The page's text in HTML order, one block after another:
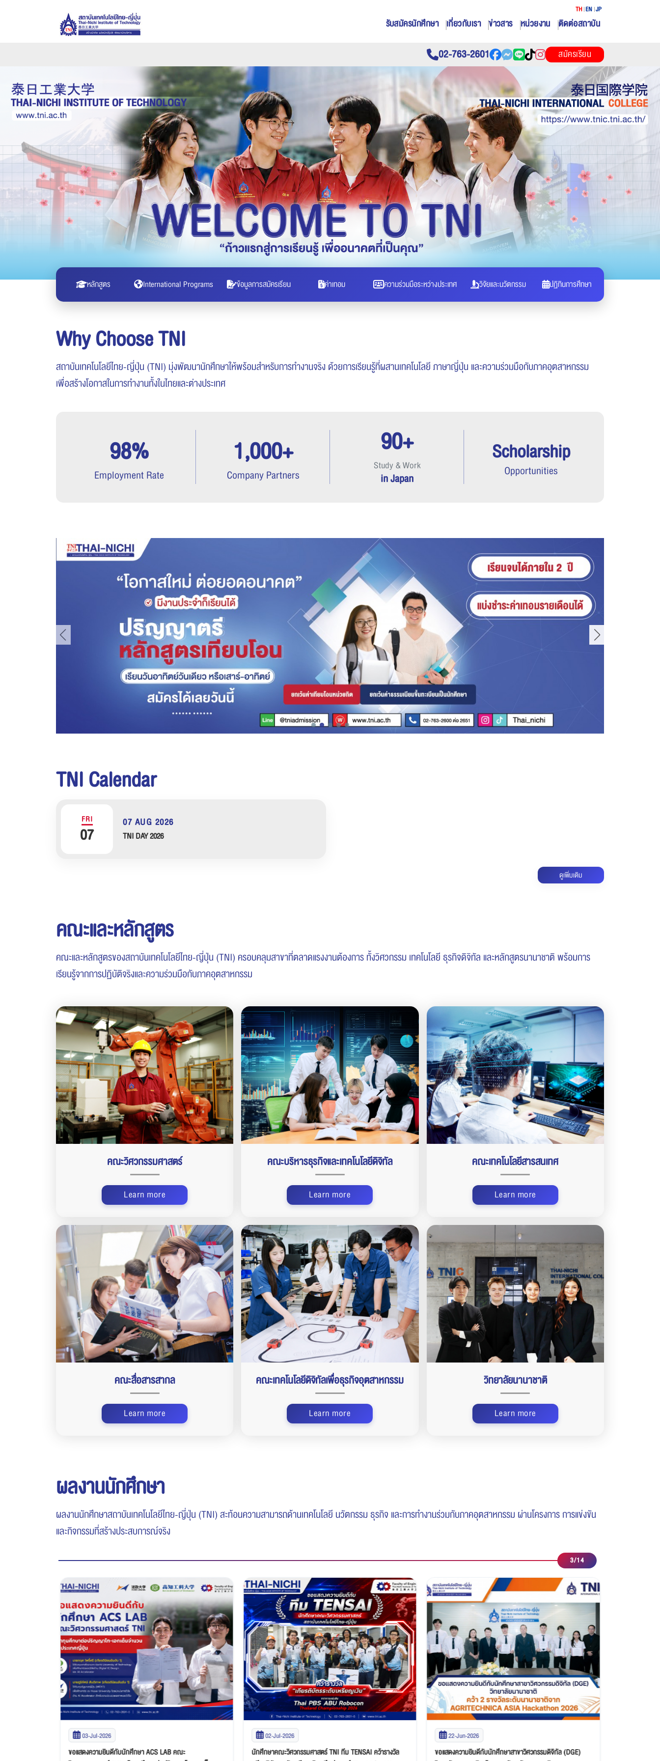
รับสมัครนักศึกษา เกี่ยวกับเรา ข่าวสาร หน่วยงาน ติดต่อสถาบัน
TH EN JP
02-763-2601 สมัครเรียน
หลักสูตร International Programs ข้อมูลการสมัครเรียน ค่าเทอม ความร่วมมือระหว่างประเทศ วิจัยและนวัตกรรม ปฏิทินการศึกษา
Why Choose TNI
สถาบันเทคโนโลยีไทย-ญี่ปุ่น (TNI) มุ่งพัฒนานักศึกษาให้พร้อมสำหรับการทำงานจริง ด้วยการเรียนรู้ที่ผสานเทคโนโลยี ภาษาญี่ปุ่น และความร่วมมือกับภาคอุตสาหกรรม
เพื่อสร้างโอกาสในการทำงานทั้งในไทยและต่างประเทศ
98%
Employment Rate
1,000+
Company Partners
90+
Study & Work
in Japan
Scholarship
Opportunities
TNI Calendar
FRI
07
07 AUG 2026
TNI DAY 2026
ดูเพิ่มเติม
คณะและหลักสูตร
คณะและหลักสูตรของสถาบันเทคโนโลยีไทย-ญี่ปุ่น (TNI) ครอบคลุมสาขาที่ตลาดแรงงานต้องการ ทั้งวิศวกรรม เทคโนโลยี ธุรกิจดิจิทัล และหลักสูตรนานาชาติ พร้อมการ
เรียนรู้จากการปฏิบัติจริงและความร่วมมือกับภาคอุตสาหกรรม
คณะวิศวกรรมศาสตร์
Learn more
คณะบริหารธุรกิจและเทคโนโลยีดิจิทัล
Learn more
คณะเทคโนโลยีสารสนเทศ
Learn more
คณะสื่อสารสากล
Learn more
คณะเทคโนโลยีดิจิทัลเพื่อธุรกิจอุตสาหกรรม
Learn more
วิทยาลัยนานาชาติ
Learn more
ผลงานนักศึกษา
ผลงานนักศึกษาสถาบันเทคโนโลยีไทย-ญี่ปุ่น (TNI) สะท้อนความสามารถด้านเทคโนโลยี นวัตกรรม ธุรกิจ และการทำงานร่วมกับภาคอุตสาหกรรม ผ่านโครงการ การแข่งขัน
และกิจกรรมที่สร้างประสบการณ์จริง
03-Jul-2026
ขอแสดงความยินดีกับนักศึกษา ACS LAB คณะ
02-Jul-2026
นักศึกษาคณะวิศวกรรมศาสตร์ TNI ทีม TENSAI คว้ารางวัล
22-Jun-2026
ขอแสดงความยินดีกับนักศึกษาสาขาวิศวกรรมดิจิทัล (DGE)
3/14